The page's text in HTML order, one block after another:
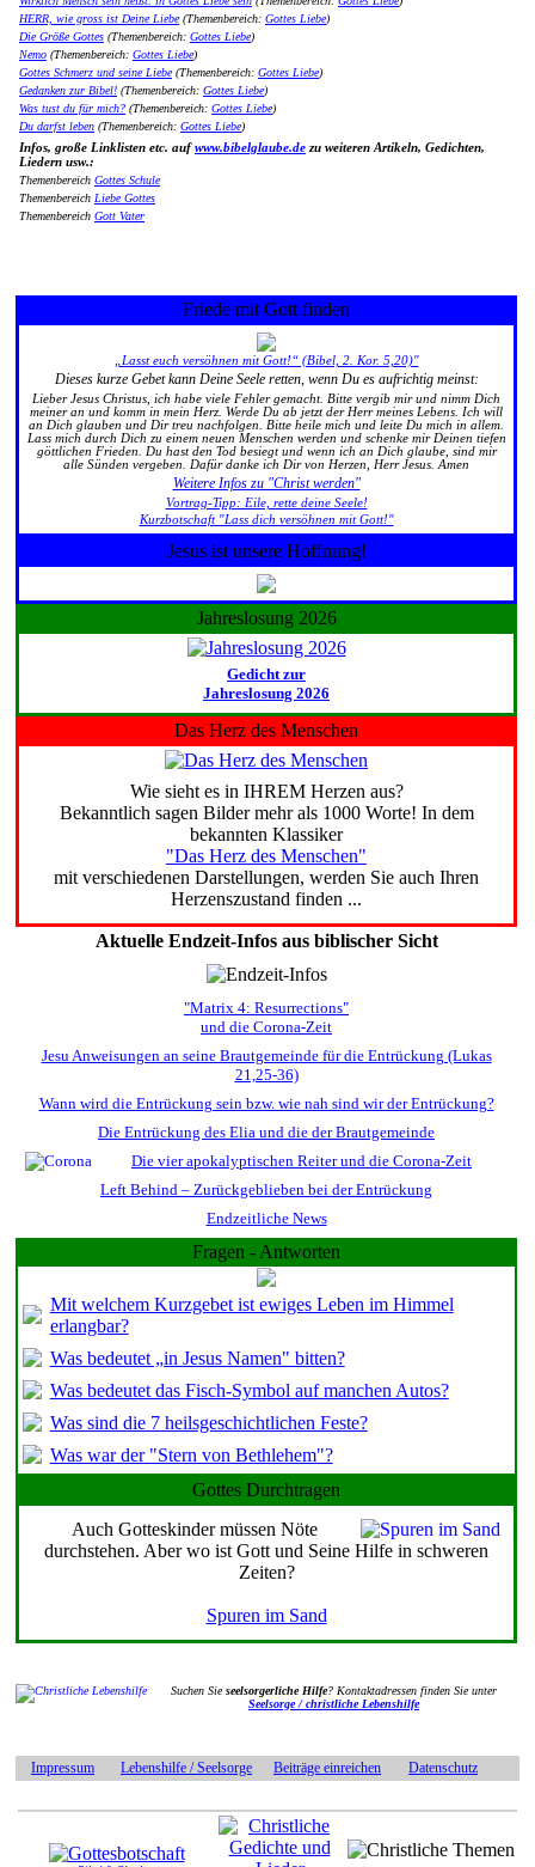
HERR, wie gross ist Deine Liebe(Themenbereich: Gottes Liebe)
Die Größe Gottes (Themenbereich: Gottes Liebe)
Nemo (Themenbereich: Gottes Liebe)
Gottes Schmerz und seine Liebe(Themenbereich: Gottes Liebe)
Gedanken zur Bibel! (Themenbereich: Gottes Liebe)
Was tust du für mich? (Themenbereich: Gottes Liebe)
Du darfst leben (Themenbereich: Gottes Liebe)
Infos, große Linklisten etc. aufwww.bibelglaube.de zu weiteren Artikeln, Gedichten,
Liedern usw.:
Themenbereich Gottes Schule
Themenbereich Liebe Gottes
Themenbereich Gott Vater
Friede mit Gott finden
„Lasst euch versöhnen mit Gott!“ (Bibel, 2. Kor. 5,20)"
Dieses kurze Gebet kann Deine Seele retten, wenn Du es aufrichtig meinst:
Lieber Jesus Christus, ich habe viele Fehler gemacht. Bitte vergib mir und nimm Dich
meiner an und komm in mein Herz. Werde Du ab jetzt der Herr meines Lebens. Ich will
an Dich glauben und Dir treu nachfolgen. Bitte heile mich und leite Du mich in allem.
Lass mich durch Dich zu einem neuen Menschen werden und schenke mir Deinen tiefen
göttlichen Frieden. Du hast den Tod besiegt und wenn ich an Dich glaube, sind mir
alle Sünden vergeben. Dafür danke ich Dir von Herzen, Herr Jesus. Amen
Weitere Infos zu "Christ werden"
Vortrag-Tipp: Eile, rette deine Seele!
Kurzbotschaft "Lass dich versöhnen mit Gott!"
Jesus ist unsere Hoffnung!
Jahreslosung 2026
Gedicht zur
Jahreslosung 2026
Das Herz des Menschen
Wie sieht es in IHREM Herzen aus?
Bekanntlich sagen Bilder mehr als 1000 Worte! In dem
bekannten Klassiker
"Das Herz des Menschen"
mit verschiedenen Darstellungen, werden Sie auch Ihren
Herzenszustand finden ...
Aktuelle Endzeit-Infos aus biblischer Sicht
"Matrix 4: Resurrections"
und die Corona-Zeit
Jesu Anweisungen an seine Brautgemeinde für die Entrückung (Lukas
21,25-36)
Wann wird die Entrückung sein bzw. wie nah sind wir der Entrückung?
Die Entrückung des Elia und die der Brautgemeinde
Die vier apokalyptischen Reiter und die Corona-Zeit
Left Behind – Zurückgeblieben bei der Entrückung
Endzeitliche News
Fragen - Antworten
Mit welchem Kurzgebet ist ewiges Leben im Himmel
erlangbar?
Was bedeutet „in Jesus Namen" bitten?
Was bedeutet das Fisch-Symbol auf manchen Autos?
Was sind die 7 heilsgeschichtlichen Feste?
Was war der "Stern von Bethlehem"?
Gottes Durchtragen
Auch Gotteskinder müssen Nöte
durchstehen. Aber wo ist Gott und Seine Hilfe in schweren
Zeiten?
Spuren im Sand
Suchen Sieseelsorgerliche Hilfe? Kontaktadressen finden Sie unter
Seelsorge / christliche Lebenshilfe
Impressum Lebenshilfe / Seelsorge Beiträge einreichen Datenschutz